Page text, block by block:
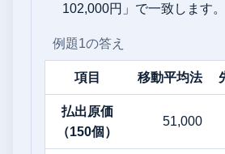
102,000円」で一致します。
例題1の答え
項目 移動平均法
払出原価
（150個）
51,000